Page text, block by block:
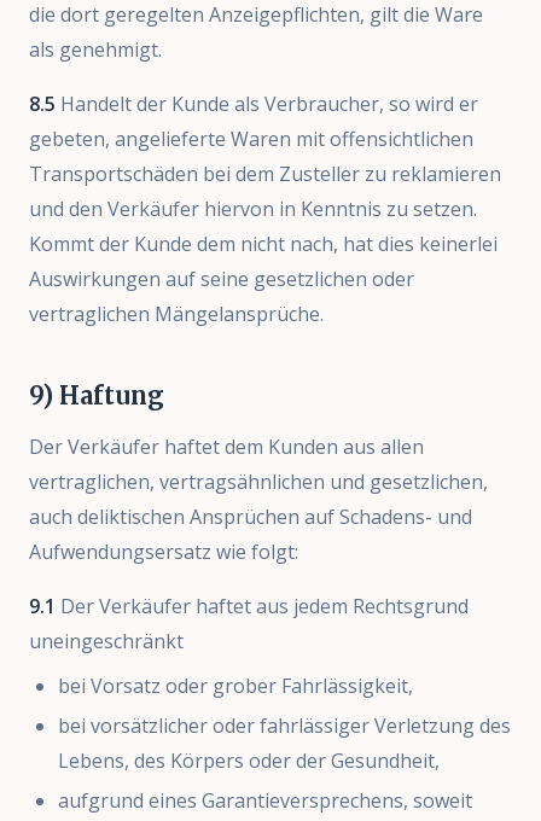
die dort geregelten Anzeigepflichten, gilt die Ware
als genehmigt.
8.5 Handelt der Kunde als Verbraucher, so wird er
gebeten, angelieferte Waren mit offensichtlichen
Transportschäden bei dem Zusteller zu reklamieren
und den Verkäufer hiervon in Kenntnis zu setzen.
Kommt der Kunde dem nicht nach, hat dies keinerlei
Auswirkungen auf seine gesetzlichen oder
vertraglichen Mängelansprüche.
9) Haftung
Der Verkäufer haftet dem Kunden aus allen
vertraglichen, vertragsähnlichen und gesetzlichen,
auch deliktischen Ansprüchen auf Schadens- und
Aufwendungsersatz wie folgt:
9.1 Der Verkäufer haftet aus jedem Rechtsgrund
uneingeschränkt
bei Vorsatz oder grober Fahrlässigkeit,
bei vorsätzlicher oder fahrlässiger Verletzung des
Lebens, des Körpers oder der Gesundheit,
aufgrund eines Garantieversprechens, soweit